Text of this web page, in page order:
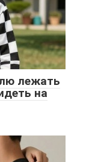
лежать
на